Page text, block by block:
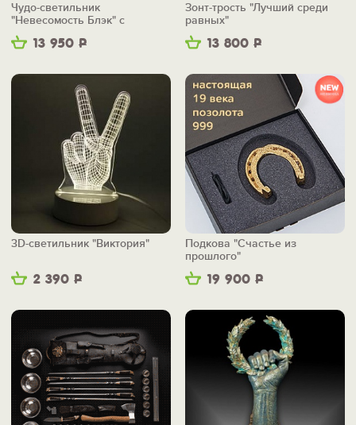
13 950 Р
Чудо-светильник
"Невесомость Блэк" с
беспроводной зарядкой
13 800 Р
Зонт-трость "Лучший среди
равных"
2 390 Р
3D-светильник "Виктория"
19 900 Р
Подкова "Счастье из
прошлого"